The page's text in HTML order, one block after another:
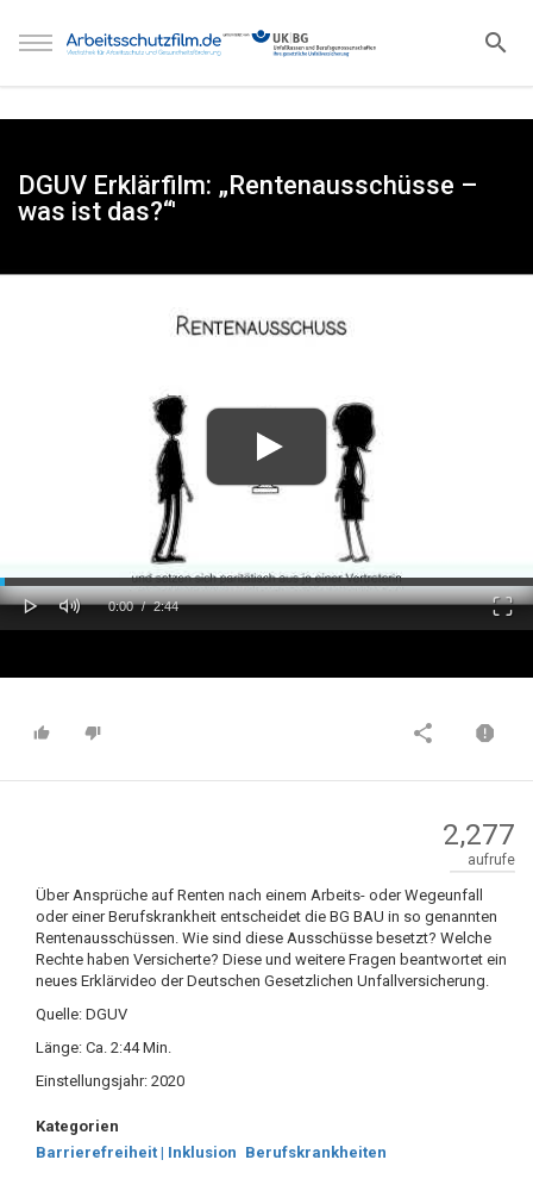
DGUV Erklärfilm: „Rentenausschüsse –
was ist das?“'
Play Mute
Current
0:00 / Duration
2:44
2,277
aufrufe
Über Ansprüche auf Renten nach einem Arbeits- oder Wegeunfall
oder einer Berufskrankheit entscheidet die BG BAU in so genannten
Rentenausschüssen. Wie sind diese Ausschüsse besetzt? Welche
Rechte haben Versicherte? Diese und weitere Fragen beantwortet ein
neues Erklärvideo der Deutschen Gesetzlichen Unfallversicherung.
Quelle: DGUV
Länge: Ca. 2:44 Min.
Einstellungsjahr: 2020
Kategorien
Barrierefreiheit | Inklusion Berufskrankheiten